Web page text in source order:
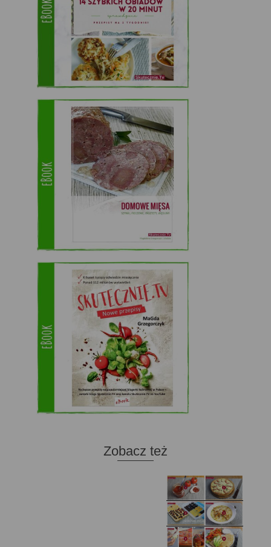
Zobacz też
Domowy ketchup (bez
cukru)
Tarta francuska z
cebulą i pomidorem
Domowe żelki
Zupa kurkowa z
selerem i pietruszką